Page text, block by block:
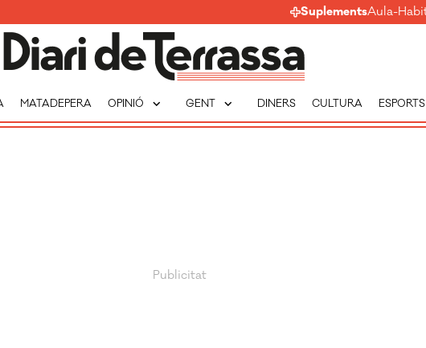
SuplementsAula-
MATADEPERA OPINIÓ expand_more GENT expand_more DINERS CULTURA ESPORTS